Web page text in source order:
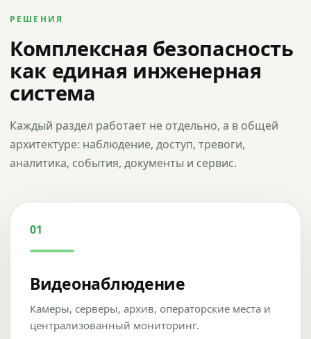
РЕШЕНИЯ
Комплексная безопасность
как единая инженерная
система
Каждый раздел работает не отдельно, а в общей
архитектуре: наблюдение, доступ, тревоги,
аналитика, события, документы и сервис.
01
Видеонаблюдение
Камеры, серверы, архив, операторские места и
централизованный мониторинг.